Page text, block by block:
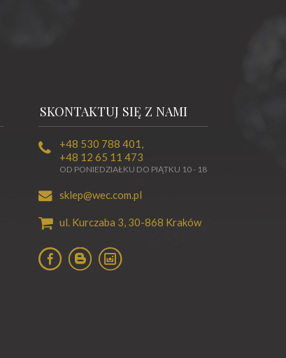
SKONTAKTUJ SIĘ Z NAMI
+48 530 788 401 ,
+48 12 65 11 473
OD PONIEDZIAŁKU DO PIĄTKU 10 - 18
sklep@wec.com.pl
ul. Kurczaba 3, 30-868 Kraków